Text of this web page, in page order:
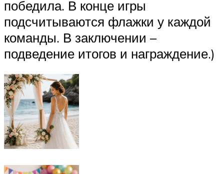
победила. В конце игры
подсчитываются флажки у каждой
команды. В заключении –
подведение итогов и награждение.)